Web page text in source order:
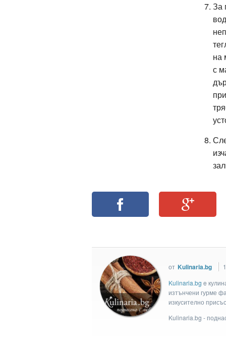
За
на
с
от Kulinaria.bg
Kulinaria.bg e
изтънчени гурме
изкусително
Kulinaria.bg -